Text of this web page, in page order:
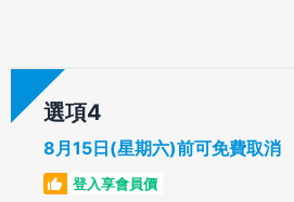
選項
8月15日(星期六)前可免費取消
登入享會員價